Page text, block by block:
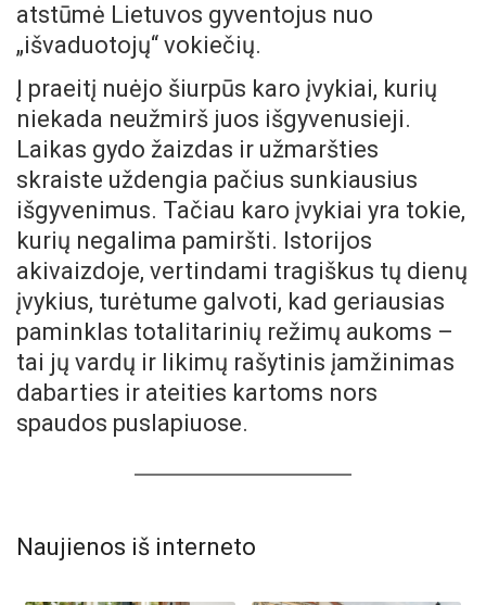
atstūmė Lietuvos gyventojus nuo
„išvaduotojų“ vokiečių.
Į praeitį nuėjo šiurpūs karo įvykiai, kurių
niekada neužmirš juos išgyvenusieji.
Laikas gydo žaizdas ir užmaršties
skraiste uždengia pačius sunkiausius
išgyvenimus. Tačiau karo įvykiai yra tokie,
kurių negalima pamiršti. Istorijos
akivaizdoje, vertindami tragiškus tų dienų
įvykius, turėtume galvoti, kad geriausias
paminklas totalitarinių režimų aukoms –
tai jų vardų ir likimų rašytinis įamžinimas
dabarties ir ateities kartoms nors
spaudos puslapiuose.
Naujienos iš interneto